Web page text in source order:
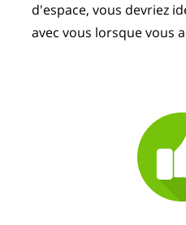
d'espace, vous devriez
avec vous lorsque vous